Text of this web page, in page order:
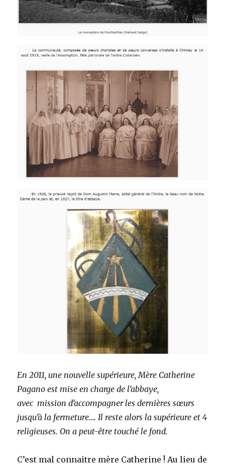
En 2011, une nouvelle supérieure, Mère Catherine
Pagano est mise en charge de l’abbaye,
avec mission d’accompagner les dernières sœurs
jusqu’à la fermeture…. Il reste alors la supérieure et 4
religieuses. On a peut-être touché le fond.
C’est mal connaitre mère Catherine ! Au lieu de